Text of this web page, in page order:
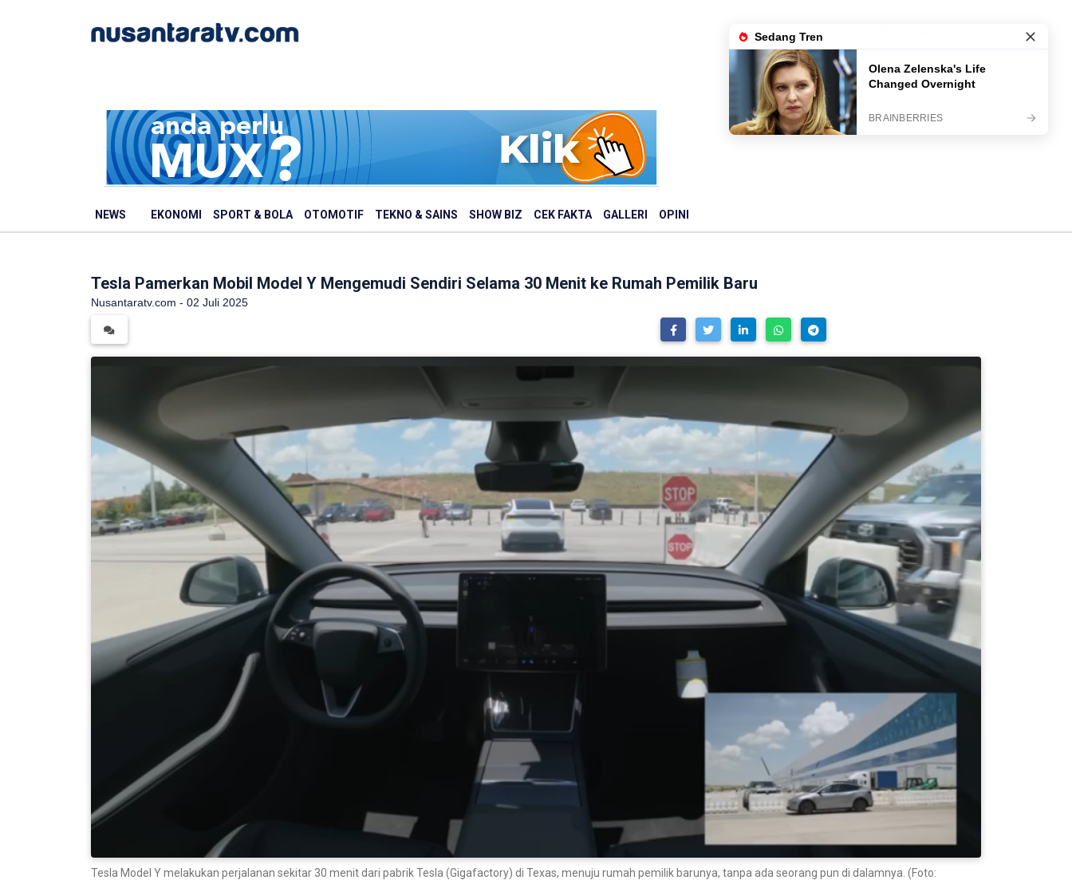
NEWS EKONOMI SPORT & BOLA OTOMOTIF TEKNO & SAINS SHOW BIZ CEK FAKTA GALLERI OPINI
Tesla Pamerkan Mobil Model Y Mengemudi Sendiri Selama 30 Menit ke Rumah Pemilik Baru
Nusantaratv.com - 02 Juli 2025
Tesla Model Y melakukan perjalanan sekitar 30 menit dari pabrik Tesla (Gigafactory) di Texas, menuju rumah pemilik barunya, tanpa ada seorang pun di dalamnya. (Foto: